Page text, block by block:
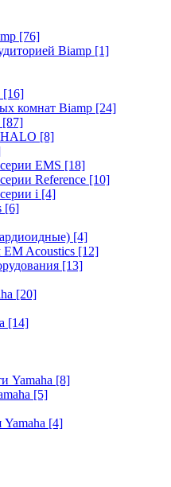
[76]
Biamp [1]
[16]
комнат Biamp [24]
[87]
HALO [8]
EMS [18]
Reference [10]
i [4]
[6]
[4]
EM Acoustics [12]
[13]
[20]
[14]
Yamaha [8]
[5]
[4]